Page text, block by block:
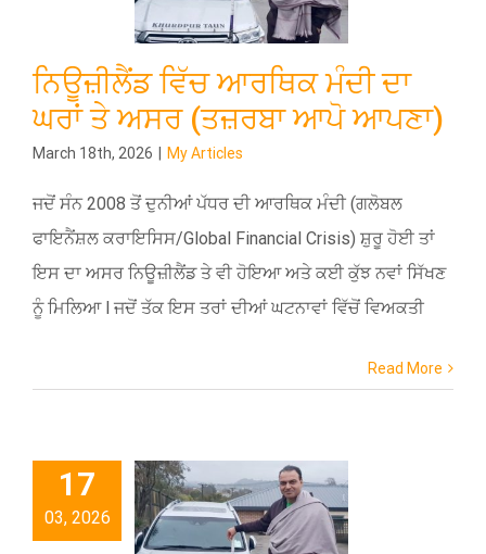
ਨਿਊਜ਼ੀਲੈਂਡ ਵਿੱਚ ਆਰਥਿਕ ਮੰਦੀ ਦਾ
ਘਰਾਂ ਤੇ ਅਸਰ (ਤਜ਼ਰਬਾ ਆਪੋ ਆਪਣਾ)
March 18th, 2026 My Articles
ਜਦੋਂ ਸੰਨ 2008 ਤੋਂ ਦੁਨੀਆਂ ਪੱਧਰ ਦੀ ਆਰਥਿਕ ਮੰਦੀ (ਗਲੋਬਲ
ਫਾਇਨੈਂਸ਼ਲ ਕਰਾਇਸਿਸ/Global Financial Crisis) ਸ਼ੁਰੂ ਹੋਈ ਤਾਂ
ਇਸ ਦਾ ਅਸਰ ਨਿਊਜ਼ੀਲੈਂਡ ਤੇ ਵੀ ਹੋਇਆ ਅਤੇ ਕਈ ਕੁੱਝ ਨਵਾਂ ਸਿੱਖਣ
ਨੂੰ ਮਿਲਿਆ l ਜਦੋਂ ਤੱਕ ਇਸ ਤਰਾਂ ਦੀਆਂ ਘਟਨਾਵਾਂ ਵਿੱਚੋਂ ਵਿਅਕਤੀ
Read More
17
03, 2026